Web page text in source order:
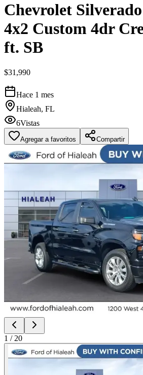
Chevrolet
4x2 Custom 4dr
ft. SB
$31,990
Hace 1 mes
Hialeah, FL
6Vistas
Agregar a favoritos Compartir
1 / 20